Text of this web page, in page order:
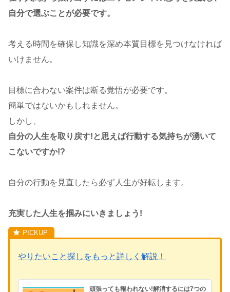
自分で選ぶことが必要です。
考える時間を確保し知識を深め本質目標を見つけなければ
いけません。
目標に合わない案件は断る覚悟が必要です。
簡単ではないかもしれません。
しかし、
自分の人生を取り戻す!と思えば行動する気持ちが湧いて
こないですか!?
自分の行動を見直したら必ず人生が好転します。
充実した人生を掴みにいきましょう!
やりたいこと探しをもっと詳しく解説！
頑張っても報われない!解消するには7つの